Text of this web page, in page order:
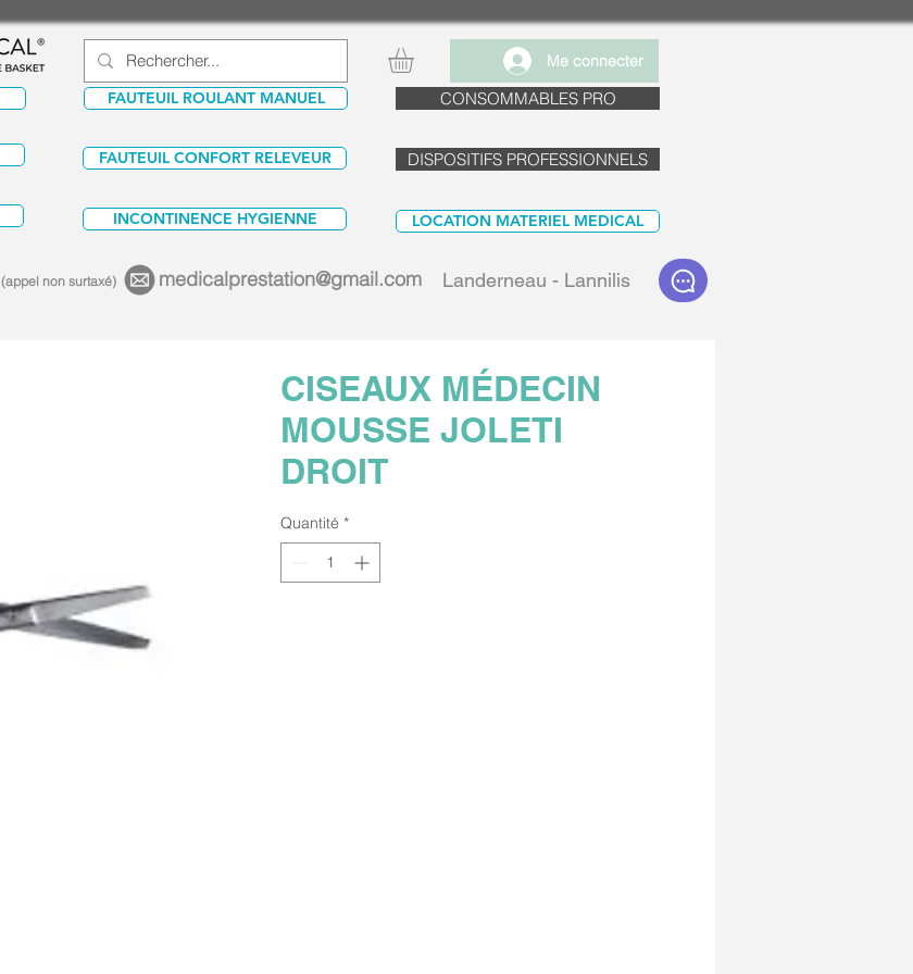
FAUTEUIL ROULANT MANUEL
Me connecter
CONSOMMABLES PRO
FAUTEUIL CONFORT RELEVEUR DISPOSITIFS PROFESSIONNELS
LOCATION MATERIEL MEDICAL
Landerneau - Lannilis
(appel non surtaxé) medicalprestation@gmail.com
INCONTINENCE HYGIENNE
CISEAUX MÉDECIN
MOUSSE JOLETI
DROIT
Quantité *